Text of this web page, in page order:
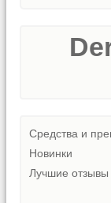
Средства и
Новинки
Лучшие отзывы